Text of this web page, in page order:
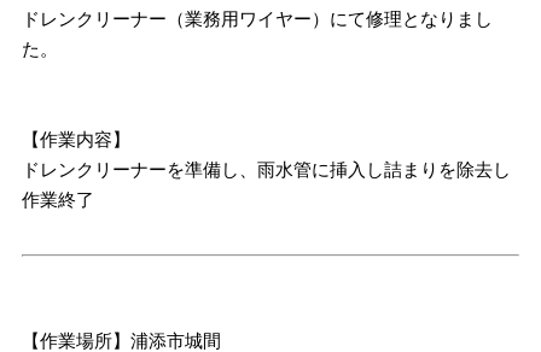
ドレンクリーナー（業務用ワイヤー）にて修理となりまし
た。
【作業内容】
ドレンクリーナーを準備し、雨水管に挿入し詰まりを除去し
作業終了
【作業場所】浦添市城間